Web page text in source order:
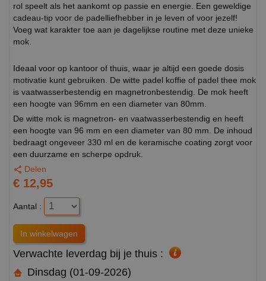
rol speelt als het aankomt op passie en energie. Een geweldige
cadeau-tip voor de padelliefhebber in je leven of voor jezelf!
Voeg wat karakter toe aan je dagelijkse routine met deze unieke
mok.
Ideaal voor op kantoor of thuis, waar je altijd een goede dosis
motivatie kunt gebruiken. De witte padel koffie of padel thee mok
is vaatwasserbestendig en magnetronbestendig. De mok heeft
een hoogte van 96mm en een diameter van 80mm.
De witte mok is magnetron- en vaatwasserbestendig en heeft
een hoogte van 96 mm en een diameter van 80 mm. De inhoud
bedraagt ongeveer 330 ml en de keramische coating zorgt voor
een duurzame en scherpe opdruk.
Delen
€ 12,95
Aantal :
Verwachte leverdag bij je thuis :
Dinsdag (01-09-2026)